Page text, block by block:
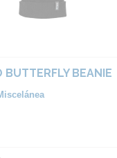
BUTTERFLY BEANIE